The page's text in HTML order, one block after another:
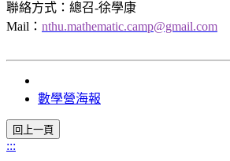
聯絡方式：總召-徐學康
Mail： nthu.mathematic.camp@gmail.com
數學營海報
:::